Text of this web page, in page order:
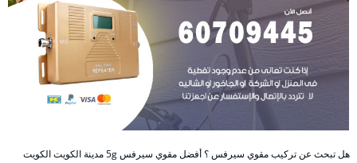
هل تبحث عن تركيب مقوي سيرفس ؟ أفضل مقوي سيرفس 5g مدينة الكويت الكويت